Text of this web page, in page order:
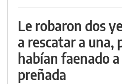
Le robaron dos
a rescatar a una,
habían faenado
preñada